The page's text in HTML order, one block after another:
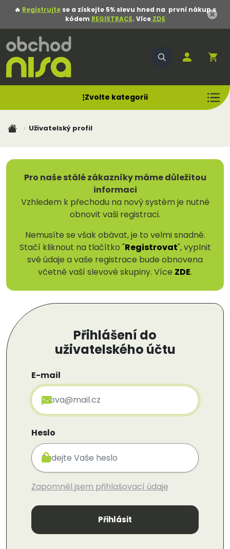
🔥 Registrujtese a získejte 5% slevu hned na první nákup s
kódem REGISTRACE. VíceZDE
Zvolte kategorii
Uživatelský profil
Pro naše stálé zákazníky máme důležitou
informaci
Vzhledem k přechodu na nový systém je nutné
obnovit vaši registraci.
Nemusíte se však obávat, je to velmi snadné.
Stačí kliknout na tlačítko "Registrovat", vyplnit
své údaje a vaše registrace bude obnovena
včetně vaší slevové skupiny. Více ZDE.
Přihlášení do
uživatelského účtu
E-mail
Heslo
Zapomněl jsem přihlašovací údaje
Přihlásit